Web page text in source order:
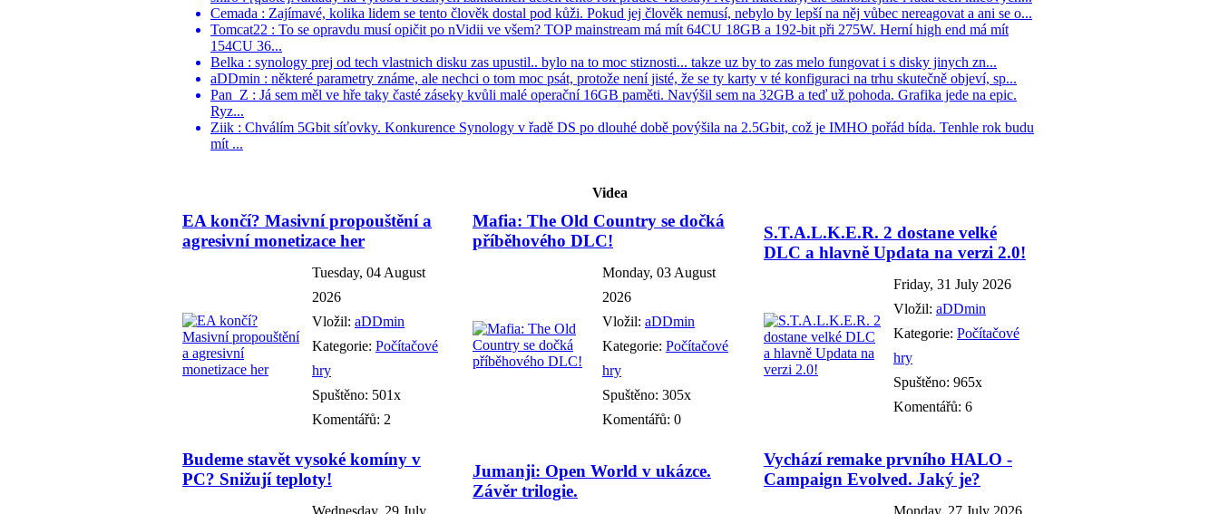
Cemada : Zajímavé, kolika lidem se tento člověk dostal pod kůži. Pokud jej člověk nemusí, nebylo by lepší na něj vůbec nereagovat a ani se o...
Tomcat22 : To se opravdu musí opičit po nVidii ve všem? TOP mainstream má mít 64CU 18GB a 192-bit při 275W. Herní high end má mít
154CU 36...
Belka : synology prej od tech vlastnich disku zas upustil.. bylo na to moc stiznosti... takze uz by to zas melo fungovat i s disky jinych zn...
aDDmin : některé parametry známe, ale nechci o tom moc psát, protože není jisté, že se ty karty v té konfiguraci na trhu skutečně objeví, sp...
Pan_Z : Já sem měl ve hře taky časté záseky kvůli malé operační 16GB paměti. Navýšil sem na 32GB a teď už pohoda. Grafika jede na epic.
Ryz...
Ziik : Chválím 5Gbit síťovky. Konkurence Synology v řadě DS po dlouhé době povýšila na 2.5Gbit, což je IMHO pořád bída. Tenhle rok budu
mít ...
Videa
EA končí? Masivní propouštění a
agresivní monetizace her
Tuesday, 04 August
2026
Vložil: aDDmin
Kategorie: Počítačové
hry
Spuštěno: 501x
Komentářů: 2
Mafia: The Old Country se dočká
příběhového DLC!
Monday, 03 August
2026
Vložil: aDDmin
Kategorie: Počítačové
hry
Spuštěno: 305x
Komentářů: 0
S.T.A.L.K.E.R. 2 dostane velké
DLC a hlavně Updata na verzi 2.0!
Friday, 31 July 2026
Vložil: aDDmin
Kategorie: Počítačové
hry
Spuštěno: 965x
Komentářů: 6
Budeme stavět vysoké komíny v
PC? Snižují teploty!
Wednesday, 29 July
Jumanji: Open World v ukázce.
Závěr trilogie.
Vychází remake prvního HALO -
Campaign Evolved. Jaký je?
Monday, 27 July 2026